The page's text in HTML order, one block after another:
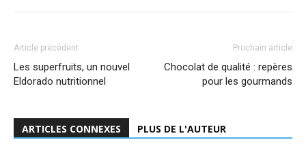
Article précédent
Les superfruits, un nouvel
Eldorado nutritionnel
Prochain article
Chocolat de qualité : repères
pour les gourmands
ARTICLES CONNEXES PLUS DE L'AUTEUR